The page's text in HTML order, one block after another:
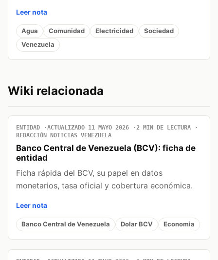
Leer nota
Agua Comunidad Electricidad
Sociedad
Venezuela
Wiki relacionada
ENTIDAD ACTUALIZADO 11 MAYO 2026
2 MIN DE LECTURA
REDACCIÓN NOTICIAS VENEZUELA
Banco Central de Venezuela (BCV): ficha de
entidad
Ficha rápida del BCV, su papel en datos
monetarios, tasa oficial y cobertura económica.
Leer nota
Banco Central de Venezuela Dolar BCV Economia